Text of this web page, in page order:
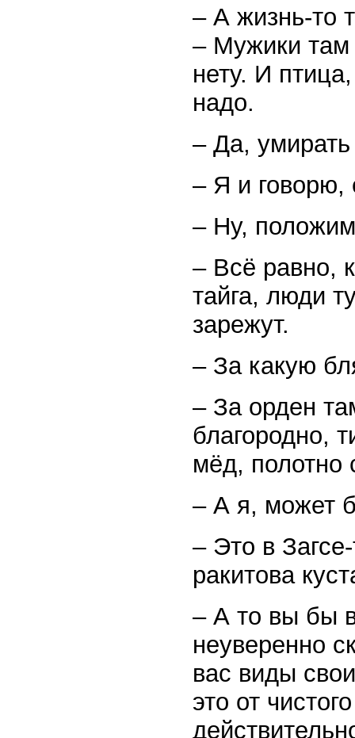
– А жизнь-то
– Мужики там
нету. И
надо.
– Да,
– Я и говорю,
– Ну,
– Всё равно,
тайга, люди
зарежут.
– За какую
– За орден
благородно,
мёд,
– А я, может
– Это в
ракитова
– А то вы бы
неуверенно
вас виды
это от